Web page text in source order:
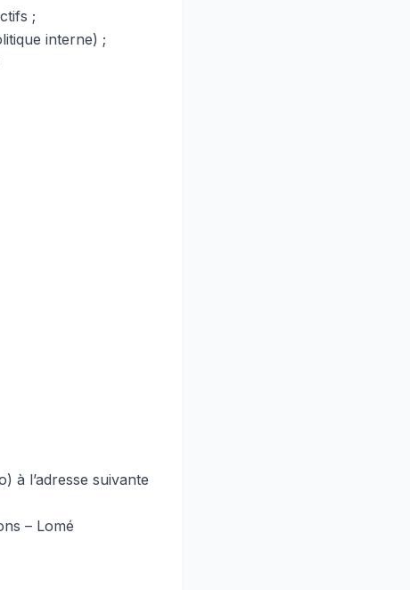
;
interne) ;
à l’adresse suivante
– Lomé